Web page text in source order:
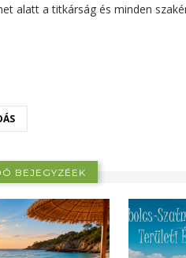
alatt a titkárság és minden
BEJEGYZÉEK